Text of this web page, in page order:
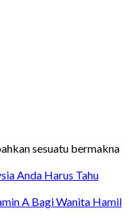
sesuatu bermakna
Anda Harus Tahu
A Bagi Wanita Hamil